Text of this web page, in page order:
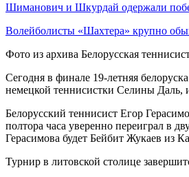
Шиманович и Шкурдай одержали
Волейболисты «Шахтера» крупно
Фото из архива Белорусская
Сегодня в финале 19-летняя
немецкой теннисистки Селины Даль,
Белорусский теннисист Егор
полтора часа уверенно переиграл в
Герасимова будет Бейбит Жукаев из
Турнир в литовской столице